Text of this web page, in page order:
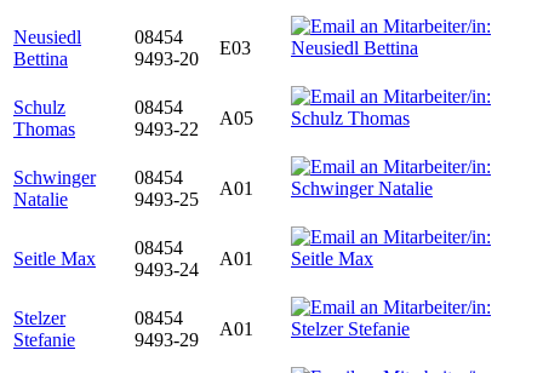
Neusiedl
Bettina
08454
9493-20
E03
Schulz
Thomas
08454
9493-22
A05
Schwinger
Natalie
08454
9493-25
A01
Seitle Max
08454
9493-24
A01
Stelzer
Stefanie
08454
9493-29
A01